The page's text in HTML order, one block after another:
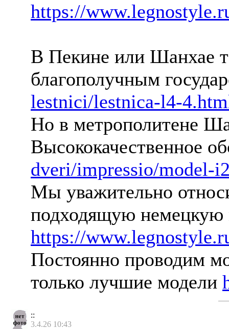
https://
В Пекине или Шанхае
благополучным
lestnici/lestnica-l4-
Но в метрополитене
Высококачественное
dveri/impressio/model-
Мы уважительно
подходящую немецкую
https://
Постоянно проводим
только лучшие модели
::
3.4.26 10:43